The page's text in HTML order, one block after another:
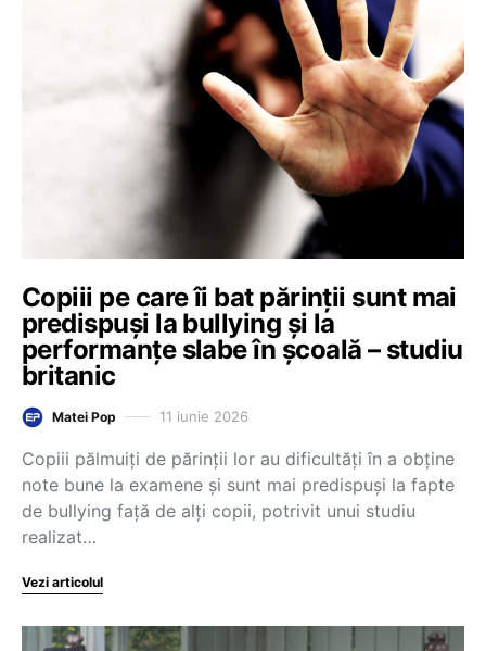
Copiii pe care îi bat părinții sunt mai
predispuși la bullying și la
performanțe slabe în școală – studiu
britanic
Matei Pop 11 iunie 2026
Copiii pălmuiți de părinții lor au dificultăți în a obține
note bune la examene și sunt mai predispuși la fapte
de bullying față de alți copii, potrivit unui studiu
realizat…
Vezi articolul